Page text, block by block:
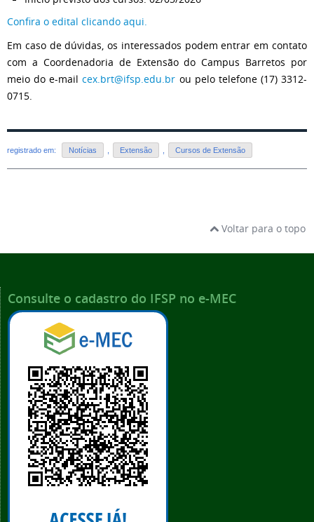
Confira o edital clicando aqui.
Em caso de dúvidas, os interessados podem entrar em contato
com a Coordenadoria de Extensão do Campus Barretos por
meio do e-mailcex.brt@ifsp.edu.br ou pelo telefone (17) 3312-
0715.
registrado em: Notícias Extensão Cursos de Extensão
Voltar para o topo
Consulte o cadastro do IFSP no e-MEC